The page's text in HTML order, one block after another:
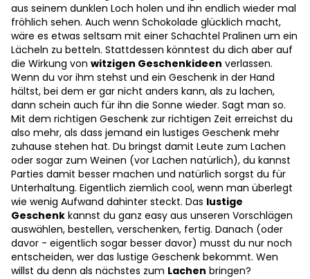
aus seinem dunklen Loch holen und ihn endlich wieder mal
fröhlich sehen. Auch wenn Schokolade glücklich macht,
wäre es etwas seltsam mit einer Schachtel Pralinen um ein
Lächeln zu betteln. Stattdessen könntest du dich aber auf
die Wirkung von witzigen Geschenkideen verlassen.
Wenn du vor ihm stehst und ein Geschenk in der Hand
hältst, bei dem er gar nicht anders kann, als zu lachen,
dann schein auch für ihn die Sonne wieder. Sagt man so.
Mit dem richtigen Geschenk zur richtigen Zeit erreichst du
also mehr, als dass jemand ein lustiges Geschenk mehr
zuhause stehen hat. Du bringst damit Leute zum Lachen
oder sogar zum Weinen (vor Lachen natürlich), du kannst
Parties damit besser machen und natürlich sorgst du für
Unterhaltung. Eigentlich ziemlich cool, wenn man überlegt
wie wenig Aufwand dahinter steckt. Das lustige
Geschenk kannst du ganz easy aus unseren Vorschlägen
auswählen, bestellen, verschenken, fertig. Danach (oder
davor - eigentlich sogar besser davor) musst du nur noch
entscheiden, wer das lustige Geschenk bekommt. Wen
willst du denn als nächstes zum Lachen bringen?